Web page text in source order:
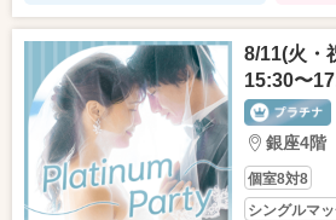
8/11(火・
15:30〜
銀座4階
個室8対8
シングルマ